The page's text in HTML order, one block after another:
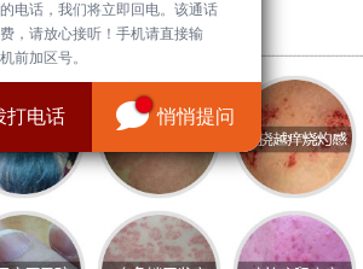
扁平疣的诊断和治疗方面表现突
的首选。
院
是一所专业治疗皮肤病的医疗
较高的声誉。医院配备了先进的
拥有一支经验丰富的医生团队。
和个性化治疗，能够根据患者的
的治疗方案。
电话，我们将立即回电。该通话
，请放心接听！手机请直接输
前加区号。
打电话 悄悄提问